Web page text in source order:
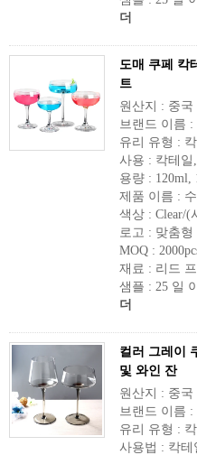
더
도매 쿠페 칵
트
원산지 : 중국
브랜드 이름 :
유리 유형 :
사용 : 칵테일
용량 : 120ml,
제품 이름 :
색상 : Clear/(
로고 : 맞춤
MOQ :
재료 : 리드
샘플 : 25 일
더
컬러 그레이
및 와인 잔
원산지 : 중국
브랜드 이름 :
유리 유형 :
사용법 : 칵테